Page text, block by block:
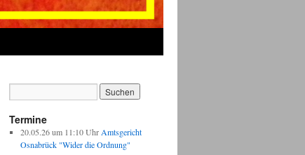
Termine
20.05.26 um 11:10 UhrAmtsgericht
Osnabrück "Wider die Ordnung"